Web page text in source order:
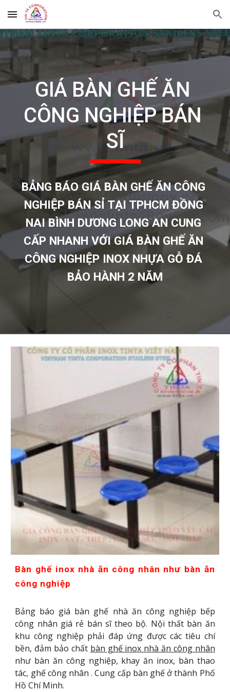
Skip to main content Skip to navigation
GIÁ BÀN GHẾ ĂN
CÔNG NGHIỆP BÁN
SĨ
BẢNG BÁO GIÁ BÀN GHẾ ĂN CÔNG
NGHIỆP BÁN SỈ TẠI TPHCM ĐỒNG
NAI BÌNH DƯƠNG LONG AN CUNG
CẤP NHANH VỚI GIÁ BÀN GHẾ ĂN
CÔNG NGHIỆP INOX NHỰA GỖ ĐÁ
BẢO HÀNH 2 NĂM
Bàn ghế inox nhà ăn công nhân như bàn ăn
công nghiệp
Bảng báo giá bàn ghế nhà ăn công nghiệp bếp
công nhân giá rẻ bán sĩ theo bộ. Nội thất bàn ăn
khu công nghiệp phải đáp ứng được các tiêu chí
bền, đảm bảo chất bàn ghế inox nhà ăn công nhân
như bàn ăn công nghiệp, khay ăn inox, bàn thao
tác, ghế công nhân . Cung cấp bàn ghế ở thành Phố
Hồ Chí Minh.